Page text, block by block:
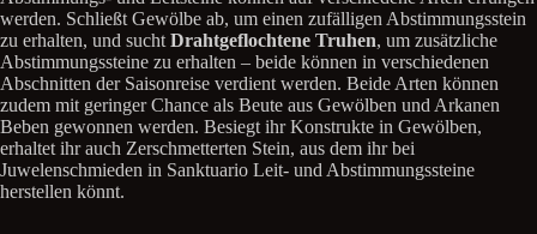
werden. Schließt Gewölbe ab, um einen zufälligen Abstimmungsstein
zu erhalten, und sucht Drahtgeflochtene Truhen, um zusätzliche
Abstimmungssteine zu erhalten – beide können in verschiedenen
Abschnitten der Saisonreise verdient werden. Beide Arten können
zudem mit geringer Chance als Beute aus Gewölben und Arkanen
Beben gewonnen werden. Besiegt ihr Konstrukte in Gewölben,
erhaltet ihr auch Zerschmetterten Stein, aus dem ihr bei
Juwelenschmieden in Sanktuario Leit- und Abstimmungssteine
herstellen könnt.